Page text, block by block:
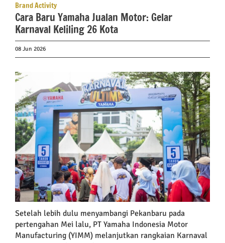
Brand Activity
Cara Baru Yamaha Jualan Motor: Gelar
Karnaval Keliling 26 Kota
08 Jun 2026
View
Larger
Image
Setelah lebih dulu menyambangi Pekanbaru pada
pertengahan Mei lalu, PT Yamaha Indonesia Motor
Manufacturing (YIMM) melanjutkan rangkaian Karnaval